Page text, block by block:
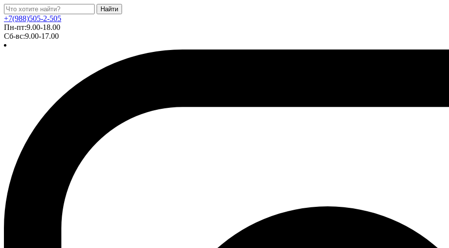
Найти
+7(988)505-2-505
Пн-пт:9.00-18.00
Сб-вс:9.00-17.00